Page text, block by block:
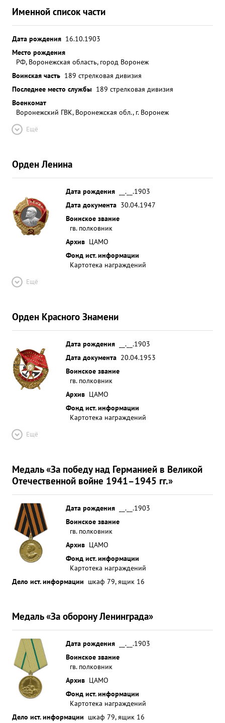
заливе дивизияи создана была прочная и
неприступная оборона. В повседневной боевой
подготовку к предстоящим боям, над чем много и
упорно работал полковник тов. СИМОНОВ. ...»
Именной список части
Дата рождения 16.10.1903
Место рождения
РФ, Воронежская область, город Воронеж
Воинская часть 189 стрелковая дивизия
Последнее место службы 189 стрелковая дивизия
Военкомат
Воронежский ГВК, Воронежская обл., г. Воронеж
Ещё
Орден Ленина
Дата рождения
__.__.1903
Дата документа 30.04.1947
Воинское звание
гв. полковник
Архив ЦАМО
Фонд ист. информации
Картотека награждений
Ещё
Орден Красного Знамени
Дата рождения
__.__.1903
Дата документа 20.04.1953
Воинское звание
гв. полковник
Архив ЦАМО
Фонд ист. информации
Картотека награждений
Ещё
Медаль «За победу над Германией в Великой
Отечественной войне 1941–1945 гг.»
Дата рождения
__.__.1903
Воинское звание
гв. полковник
Архив ЦАМО
Фонд ист. информации
Картотека награждений
Дело ист. информации шкаф 79, ящик 16
Медаль «За оборону Ленинграда»
Дата рождения
__.__.1903
Воинское звание
гв. полковник
Архив ЦАМО
Фонд ист. информации
Картотека награждений
Дело ист. информации шкаф 79, ящик 16